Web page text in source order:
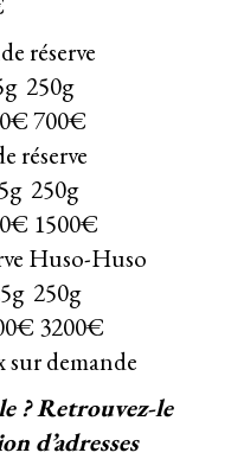
réserve
250g
700€
réserve
250g
1500€
Huso-Huso
250g
3200€
demande
? Retrouvez-le
d’adresses